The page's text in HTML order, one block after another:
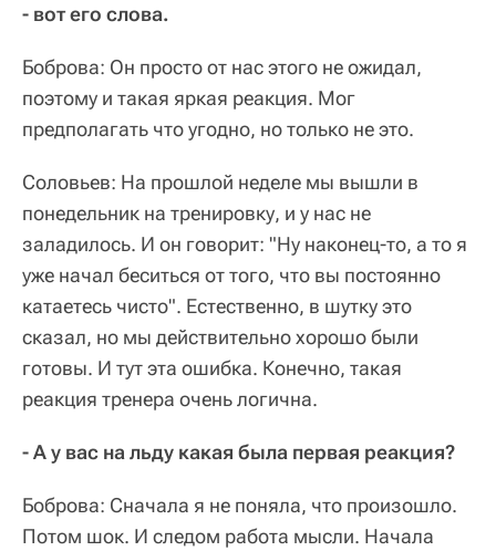
- вот его слова.
Боброва: Он просто от нас этого не ожидал,
поэтому и такая яркая реакция. Мог
предполагать что угодно, но только не это.
Соловьев: На прошлой неделе мы вышли в
понедельник на тренировку, и у нас не
заладилось. И он говорит: "Ну наконец-то, а то я
уже начал беситься от того, что вы постоянно
катаетесь чисто". Естественно, в шутку это
сказал, но мы действительно хорошо были
готовы. И тут эта ошибка. Конечно, такая
реакция тренера очень логична.
- А у вас на льду какая была первая реакция?
Боброва: Сначала я не поняла, что произошло.
Потом шок. И следом работа мысли. Начала